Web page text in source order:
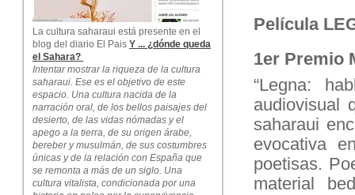
La cultura saharaui está presente en el
blog del diario El Pais Y ... ¿dónde queda
el Sahara?
Intentar mostrar la riqueza de la cultura
saharaui. Ese es el objetivo de este
espacio. Una cultura nacida de la
narración oral, de los bellos paisajes del
desierto, de las vidas nómadas y el
apego a la tierra, de su origen árabe,
bereber y musulmán, de sus costumbres
únicas y de la relación con España que
se remonta a más de un siglo. Una
cultura vitalista, condicionada por una
Película
1er Premio
“Legna:
audiovisual
saharaui
evocativa
poetisas.
material